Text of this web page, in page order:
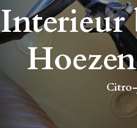
Interieur
Citro-